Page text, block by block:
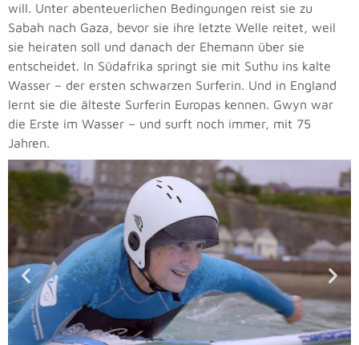
will. Unter abenteuerlichen Bedingungen reist sie zu
Sabah nach Gaza, bevor sie ihre letzte Welle reitet, weil
sie heiraten soll und danach der Ehemann über sie
entscheidet. In Südafrika springt sie mit Suthu ins kalte
Wasser – der ersten schwarzen Surferin. Und in England
lernt sie die älteste Surferin Europas kennen. Gwyn war
die Erste im Wasser – und surft noch immer, mit 75
Jahren.